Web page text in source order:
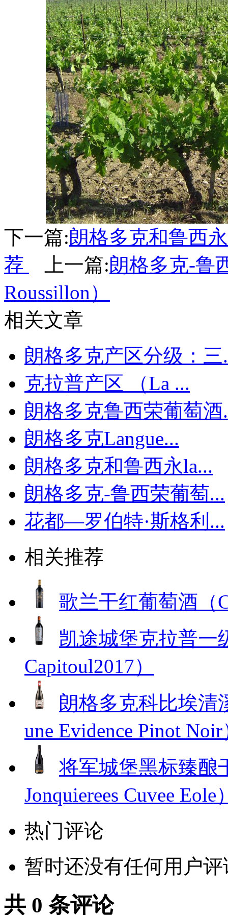
下一篇:朗格多克和鲁西
荐
上一篇:朗格多克-鲁
Roussillon）
相关文章
朗格多克产区分级：三
克拉普产区 （La ...
朗格多克鲁西荣葡萄酒
朗格多克Langue...
朗格多克和鲁西永la...
朗格多克-鲁西荣葡萄...
花都—罗伯特·斯格利...
相关推荐
歌兰干红葡萄酒（
凯途城堡克拉普一
Capitoul2017）
朗格多克科比埃清
une Evidence Pinot
将军城堡黑标臻酿
Jonquierees Cuvee Eole
热门评论
暂时还没有任何用户评
共 0 条评论